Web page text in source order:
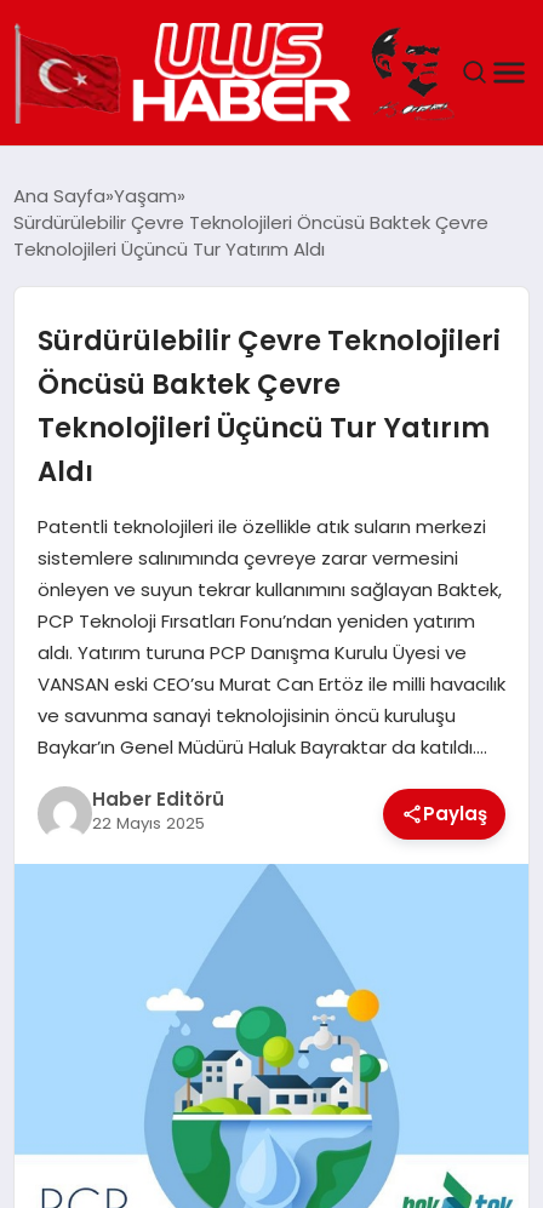
DÜNYA
SIYASET
TEKNOLOJI
MAGAZIN
SPOR
YAŞAM
Ana Sayfa Yaşam
Sürdürülebilir Çevre Teknolojileri Öncüsü Baktek Çevre
Teknolojileri Üçüncü Tur Yatırım Aldı
Sürdürülebilir Çevre Teknolojileri
Öncüsü Baktek Çevre
Teknolojileri Üçüncü Tur Yatırım
Aldı
Patentli teknolojileri ile özellikle atık suların merkezi
sistemlere salınımında çevreye zarar vermesini
önleyen ve suyun tekrar kullanımını sağlayan Baktek,
PCP Teknoloji Fırsatları Fonu’ndan yeniden yatırım
aldı. Yatırım turuna PCP Danışma Kurulu Üyesi ve
VANSAN eski CEO’su Murat Can Ertöz ile milli havacılık
ve savunma sanayi teknolojisinin öncü kuruluşu
Baykar’ın Genel Müdürü Haluk Bayraktar da katıldı….
Haber Editörü
22 Mayıs 2025 Paylaş